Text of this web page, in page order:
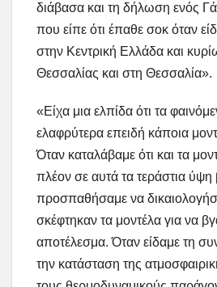
διάβασα και τη δήλωση ενός
που είπε ότι έπαθε σοκ όταν
στην Κεντρική Ελλάδα και
Θεσσαλίας και στη Θεσσαλία».
«Είχα μια ελπίδα ότι τα
ελαφρύτερα επειδή κάποια
Όταν καταλάβαμε ότι και τα
πλέον σε αυτά τα τεράστια ύψη
προσπαθήσαμε να
σκέφτηκαν τα μοντέλα για να
αποτέλεσμα. Όταν είδαμε τη
την κατάσταση της